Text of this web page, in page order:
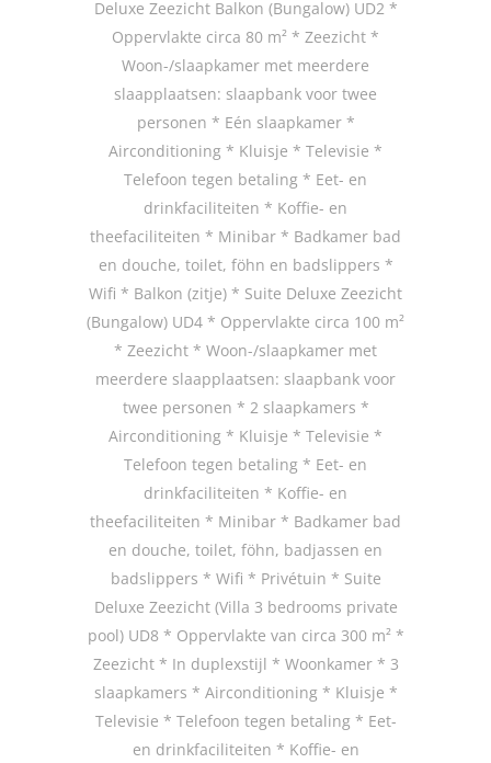
Deluxe Zeezicht Balkon (Bungalow) UD2 *
Oppervlakte circa 80 m² * Zeezicht *
Woon-/slaapkamer met meerdere
slaapplaatsen: slaapbank voor twee
personen * Eén slaapkamer *
Airconditioning * Kluisje * Televisie *
Telefoon tegen betaling * Eet- en
drinkfaciliteiten * Koffie- en
theefaciliteiten * Minibar * Badkamer bad
en douche, toilet, föhn en badslippers *
Wifi * Balkon (zitje) * Suite Deluxe Zeezicht
(Bungalow) UD4 * Oppervlakte circa 100 m²
* Zeezicht * Woon-/slaapkamer met
meerdere slaapplaatsen: slaapbank voor
twee personen * 2 slaapkamers *
Airconditioning * Kluisje * Televisie *
Telefoon tegen betaling * Eet- en
drinkfaciliteiten * Koffie- en
theefaciliteiten * Minibar * Badkamer bad
en douche, toilet, föhn, badjassen en
badslippers * Wifi * Privétuin * Suite
Deluxe Zeezicht (Villa 3 bedrooms private
pool) UD8 * Oppervlakte van circa 300 m² *
Zeezicht * In duplexstijl * Woonkamer * 3
slaapkamers * Airconditioning * Kluisje *
Televisie * Telefoon tegen betaling * Eet-
en drinkfaciliteiten * Koffie- en